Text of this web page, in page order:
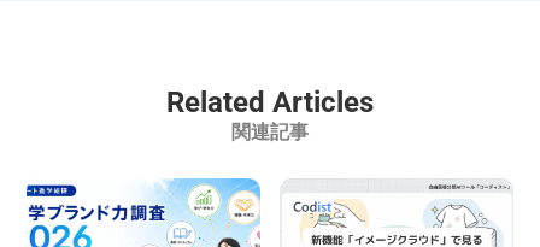
Related Articles
関連記事